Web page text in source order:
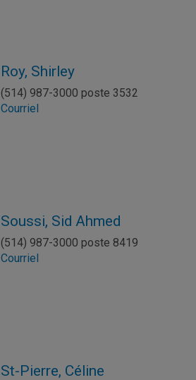
Roy, Shirley
(514) 987-3000 poste 3532
Courriel
Soussi, Sid Ahmed
(514) 987-3000 poste 8419
Courriel
St-Pierre, Céline